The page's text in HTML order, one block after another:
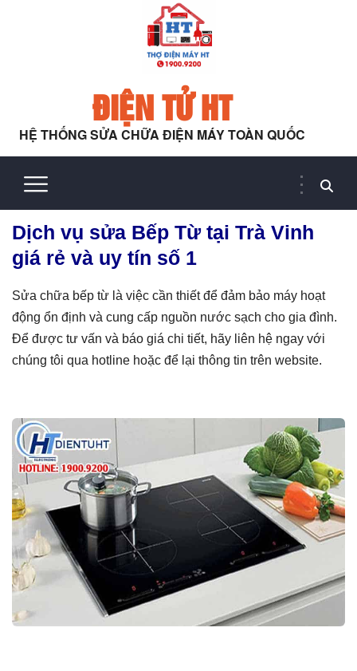
ĐIỆN TỬ HT
HỆ THỐNG SỬA CHỮA ĐIỆN MÁY TOÀN QUỐC
Dịch vụ sửa Bếp Từ tại Trà Vinh
giá rẻ và uy tín số 1
Sửa chữa bếp từ là việc cần thiết để đảm bảo máy hoạt
động ổn định và cung cấp nguồn nước sạch cho gia đình.
Để được tư vấn và báo giá chi tiết, hãy liên hệ ngay với
chúng tôi qua hotline hoặc để lại thông tin trên website.